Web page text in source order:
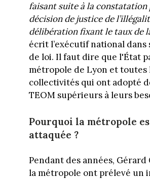
faisant suite à la constatation
décision de justice de
délibération fixant le taux de
écrit l’exécutif national dans
de loi. Il faut dire que l'État
métropole de Lyon et toutes
collectivités qui ont adopté
TEOM supérieurs à leurs
Pourquoi la métropole
attaquée ?
Pendant des années, Gérard
la métropole ont prélevé un